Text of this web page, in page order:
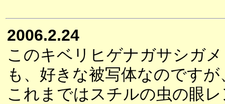
2006.2.24
このキベリヒゲナガサシガメ
も、好きな被写体なのですが
これまではスチルの虫の眼